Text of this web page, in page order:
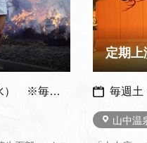
：同日開催
山中温
毎週土